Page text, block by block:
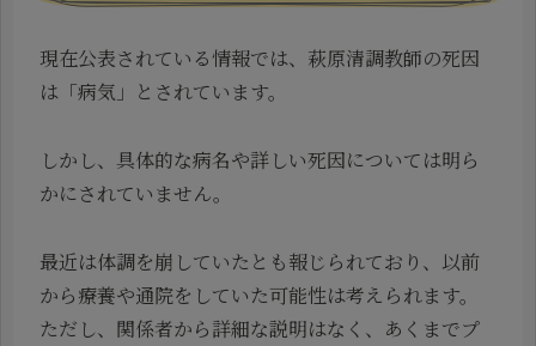
現在公表されている情報では、萩原清調教師の死因
は「病気」とされています。
しかし、具体的な病名や詳しい死因については明ら
かにされていません。
最近は体調を崩していたとも報じられており、以前
から療養や通院をしていた可能性は考えられます。
ただし、関係者から詳細な説明はなく、あくまでプ